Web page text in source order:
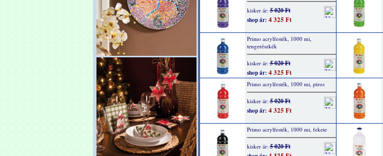
kisker ár:5 020 Ft
shop ár: 4 325 Ft
Primo acrylfesték, 1000 mi,
tengerészkék
kisker ár:5 020 Ft
shop ár: 4 325 Ft
Primo acrylfesték, 1000 mi, piros
kisker ár:5 020 Ft
shop ár: 4 325 Ft
Primo acrylfesték, 1000 mi, fekete
kisker ár:5 020 Ft